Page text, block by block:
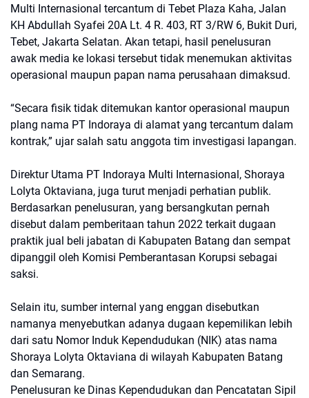
Multi Internasional tercantum di Tebet Plaza Kaha, Jalan
KH Abdullah Syafei 20A Lt. 4 R. 403, RT 3/RW 6, Bukit Duri,
Tebet, Jakarta Selatan. Akan tetapi, hasil penelusuran
awak media ke lokasi tersebut tidak menemukan aktivitas
operasional maupun papan nama perusahaan dimaksud.
“Secara fisik tidak ditemukan kantor operasional maupun
plang nama PT Indoraya di alamat yang tercantum dalam
kontrak,” ujar salah satu anggota tim investigasi lapangan.
Direktur Utama PT Indoraya Multi Internasional, Shoraya
Lolyta Oktaviana, juga turut menjadi perhatian publik.
Berdasarkan penelusuran, yang bersangkutan pernah
disebut dalam pemberitaan tahun 2022 terkait dugaan
praktik jual beli jabatan di Kabupaten Batang dan sempat
dipanggil oleh Komisi Pemberantasan Korupsi sebagai
saksi.
Selain itu, sumber internal yang enggan disebutkan
namanya menyebutkan adanya dugaan kepemilikan lebih
dari satu Nomor Induk Kependudukan (NIK) atas nama
Shoraya Lolyta Oktaviana di wilayah Kabupaten Batang
dan Semarang.
Penelusuran ke Dinas Kependudukan dan Pencatatan Sipil